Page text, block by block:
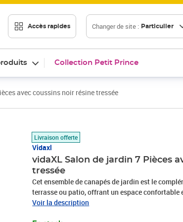
Accès rapides Changer de site : Particulier
Collection Petit Prince
avec coussins noir résine tressée
Livraison offerte
Vidaxl
vidaXL Salon de jardin 7 Pièces
tressée
Cet ensemble de canapés de jardin est le
terrasse ou patio, offrant un espace
famille et les amis ou simplement se détendre et
Voir la description
Prix barré 550,99 €
Prix 513,89€